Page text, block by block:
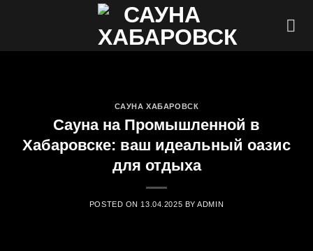
САУНА ХАБАРОВСК
Сауна на Промышленной в
Хабаровске: ваш идеальный оазис
для отдыха
POSTED ON 13.04.2025 BYADMIN